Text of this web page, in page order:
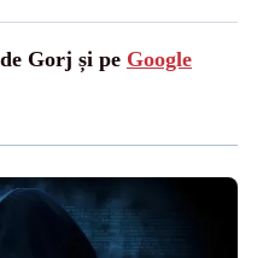
Gorj și pe Google